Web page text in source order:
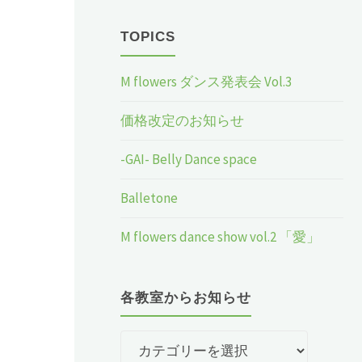
TOPICS
M flowers ダンス発表会 Vol.3
価格改定のお知らせ
-GAI- Belly Dance space
Balletone
M flowers dance show vol.2 「愛」
各教室からお知らせ